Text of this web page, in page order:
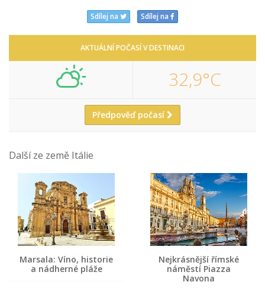
Sdílej na Sdílej na
AKTUÁLNÍ POČASÍ V DESTINACI
32,9°C
Předpověď počasí
Další ze země Itálie
Marsala: Víno, historie
a nádherné pláže
Nejkrásnější římské
náměstí Piazza
Navona